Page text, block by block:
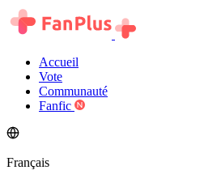
Accueil
Vote
Communauté
Fanfic
Français